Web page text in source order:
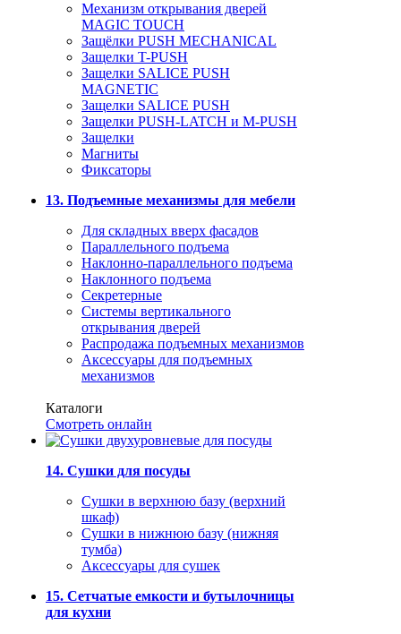
Механизм открывания дверей
MAGIC TOUCH
Защёлки PUSH MECHANICAL
Защелки T-PUSH
Защелки SALICE PUSH
MAGNETIC
Защелки SALICE PUSH
Защелки PUSH-LATCH и M-PUSH
Защелки
Магниты
Фиксаторы
13. Подъемные механизмы для мебели
Для складных вверх фасадов
Параллельного подъема
Наклонно-параллельного подъема
Наклонного подъема
Секретерные
Системы вертикального
открывания дверей
Распродажа подъемных механизмов
Аксессуары для подъемных
механизмов
Каталоги
Смотреть онлайн
14. Сушки для посуды
Сушки в верхнюю базу (верхний
шкаф)
Сушки в нижнюю базу (нижняя
тумба)
Аксессуары для сушек
15. Сетчатые емкости и бутылочницы
для кухни